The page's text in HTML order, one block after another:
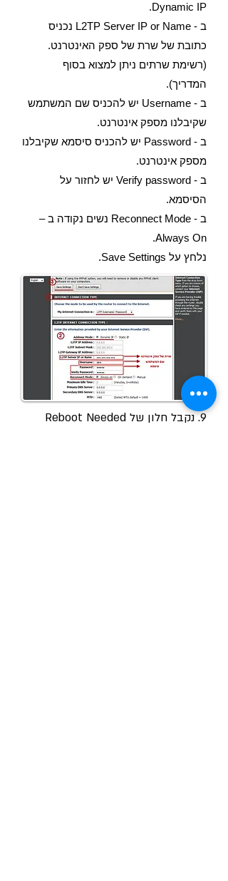
Dynamic IP.
ב - L2TP Server IP or Name נכניס
כתובת של שרת של ספק האינטרנט.
(רשימת שרתים ניתן למצוא בסוף
המדריך).
ב - Username יש להכניס שם המשתמש
שקיבלנו מספק אינטרנט.
ב - Password יש להכניס סיסמא שקיבלנו
מספק אינטרנט.
ב - Verify password יש לחזור על
הסיסמא.
ב - Reconnect Mode נשים נקודה ב –
Always On.
נלחץ על Save Settings.
9. נקבל חלון של Reboot Needed